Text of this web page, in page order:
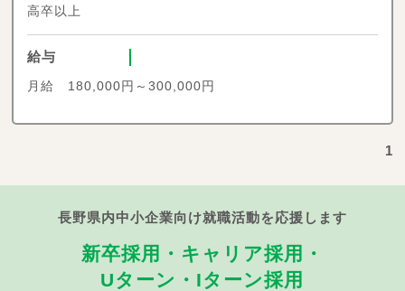
高卒以上
給与
月給 180,000円～300,000円
1
長野県内中小企業向け就職活動を応援します
新卒採用・キャリア採用・
Uターン・Iターン採用